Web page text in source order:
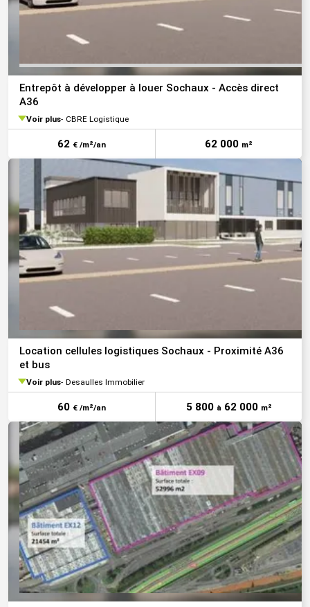
Entrepôt à développer à louer Sochaux - Accès direct
A36
Voir plus CBRE Logistique
62 € /m²/an 62 000 m²
Location cellules logistiques Sochaux - Proximité A36
et bus
Voir plus Desaulles Immobilier
60 € /m²/an 5 800 à62 000 m²